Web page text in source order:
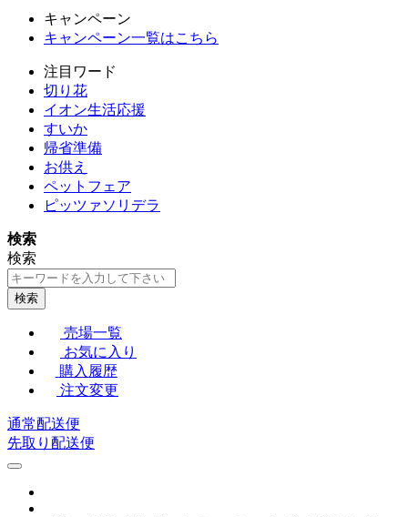
キャンペーン
キャンペーン一覧はこちら
注目ワード
切り花
イオン生活応援
すいか
帰省準備
お供え
ペットフェア
ピッツァソリデラ
検索
検索
検索
売場一覧
お気に入り
購入履歴
注文変更
通常配送便
先取り配送便